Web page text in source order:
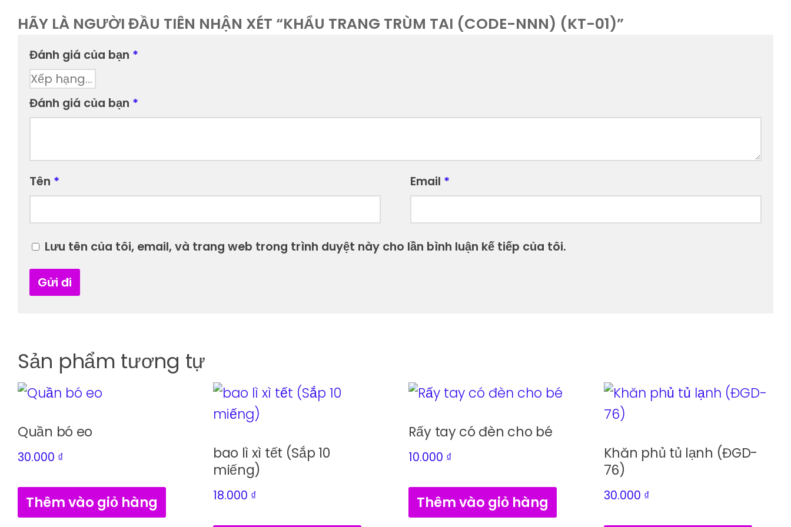
HÃY LÀ NGƯỜI ĐẦU TIÊN NHẬN XÉT “KHẨU TRANG TRÙM TAI (CODE-NNN) (KT-01)”
Đánh giá của bạn *
Đánh giá của bạn *
Tên * Email *
Lưu tên của tôi, email, và trang web trong trình duyệt này cho lần bình luận kế tiếp của tôi.
Sản phẩm tương tự
Quần bó eo
30.000 ₫
Thêm vào giỏ hàng
bao lì xì tết (Sắp 10
miếng)
18.000 ₫
Rấy tay có đèn cho bé
10.000 ₫
Thêm vào giỏ hàng
Khăn phủ tủ lạnh (ĐGD-
76)
30.000 ₫